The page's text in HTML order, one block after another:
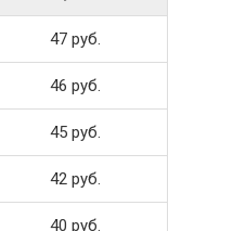
47 руб.
46 руб.
45 руб.
42 руб.
40 руб.